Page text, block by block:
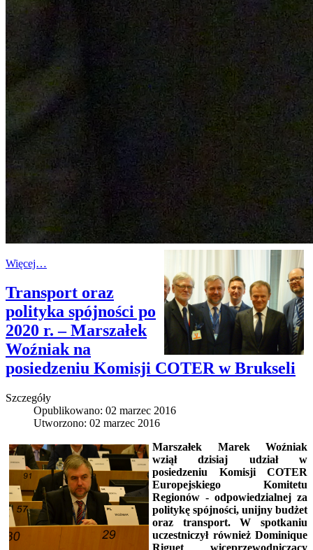
Więcej…
Transport oraz
polityka spójności po
2020 r. – Marszałek
Woźniak na
posiedzeniu Komisji COTER w Brukseli
Szczegóły
Opublikowano: 02 marzec 2016
Utworzono: 02 marzec 2016
Marszałek Marek Woźniak
wziął dzisiaj udział w
posiedzeniu Komisji COTER
Europejskiego Komitetu
Regionów - odpowiedzialnej za
politykę spójności, unijny budżet
oraz transport. W spotkaniu
uczestniczył również Dominique